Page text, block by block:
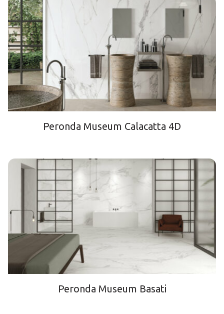
Peronda Museum Calacatta 4D
Peronda Museum Basati